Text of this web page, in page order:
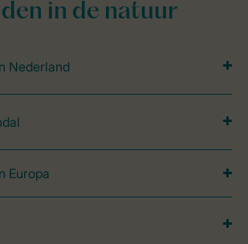
in de natuur
Nederland
Europa